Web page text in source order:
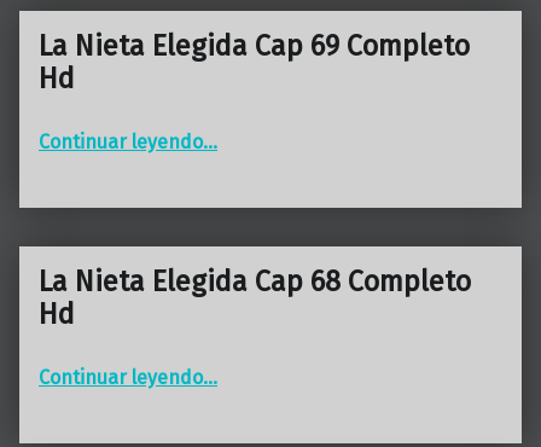
La Nieta Elegida Cap 69 Completo
Hd
Continuar leyendo“La Nieta Elegida Cap 69 Completo Hd”
…
La Nieta Elegida Cap 68 Completo
Hd
Continuar leyendo“La Nieta Elegida Cap 68 Completo Hd”
…